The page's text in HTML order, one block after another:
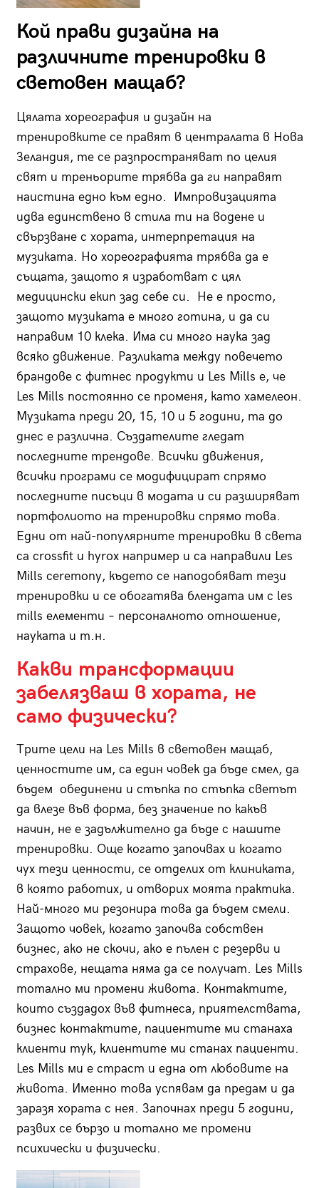
Кой прави дизайна на
различните тренировки в
световен мащаб?
Цялата хореография и дизайн на
тренировките се правят в централата в Нова
Зеландия, те се разпространяват по целия
свят и треньорите трябва да ги направят
наистина едно към едно. Импровизацията
идва единствено в стила ти на водене и
свързване с хората, интерпретация на
музиката. Но хореографията трябва да е
същата, защото я изработват с цял
медицински екип зад себе си. Не е просто,
защото музиката е много готина, и да си
направим 10 клека. Има си много наука зад
всяко движение. Разликата между повечето
брандове с фитнес продукти и Les Mills е, че
Les Mills постоянно се променя, като хамелеон.
Музиката преди 20, 15, 10 и 5 години, та до
днес е различна. Създателите гледат
последните трендове. Всички движения,
всички програми се модифицират спрямо
последните писъци в модата и си разширяват
портфолиото на тренировки спрямо това.
Едни от най-популярните тренировки в света
са crossfit и hyrox например и са направили Les
Mills ceremony, където се наподобяват тези
тренировки и се обогатява блендата им с les
mills елементи – персоналното отношение,
науката и т.н.
Какви трансформации
забелязваш в хората, не
само физически?
Трите цели на Les Mills в световен мащаб,
ценностите им, са един човек да бъде смел, да
бъдем обединени и стъпка по стъпка светът
да влезе във форма, без значение по какъв
начин, не е задължително да бъде с нашите
тренировки. Още когато започвах и когато
чух тези ценности, се отделих от клиниката,
в която работих, и отворих моята практика.
Най-много ми резонира това да бъдем смели.
Защото човек, когато започва собствен
бизнес, ако не скочи, ако е пълен с резерви и
страхове, нещата няма да се получат. Les Mills
тотално ми промени живота. Контактите,
които създадох във фитнеса, приятелствата,
бизнес контактите, пациентите ми станаха
клиенти тук, клиентите ми станах пациенти.
Les Mills ми е страст и една от любовите на
живота. Именно това успявам да предам и да
заразя хората с нея. Започнах преди 5 години,
развих се бързо и тотално ме промени
психически и физически.